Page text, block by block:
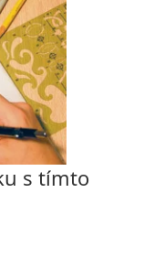
s tímto